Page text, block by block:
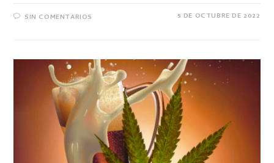
SIN COMENTARIOS 5 DE OCTUBRE DE 2022